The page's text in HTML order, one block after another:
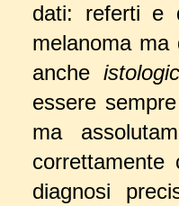
dati: referti e
melanoma
anche
essere
ma
diagnosi